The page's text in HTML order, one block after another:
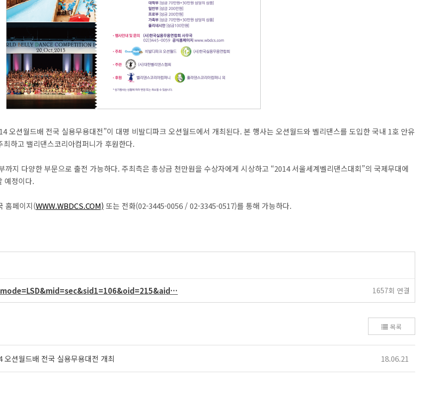
오션월드배 전국 실용무용대전”이 대명 비발디파크 오션월드에서 개최된다. 본 행사는 오션월드와 벨리댄스를 도입한 국내 1호 안유
하고 밸리댄스코리아컴퍼니가 후원한다.
까지 다양한 부문으로 출전 가능하다. 주최측은 총상금 천만원을 수상자에게 시상하고 “2014 서울세계벨리댄스대회”의 국제무대에
예정이다.
홈페이지(WWW.WBDCS.COM) 또는 전화(02-3445-0056 / 02-3345-0517)를 통해 가능하다.
1657회 연결
목록
션월드배 전국 실용무용대전 개최 18.06.21